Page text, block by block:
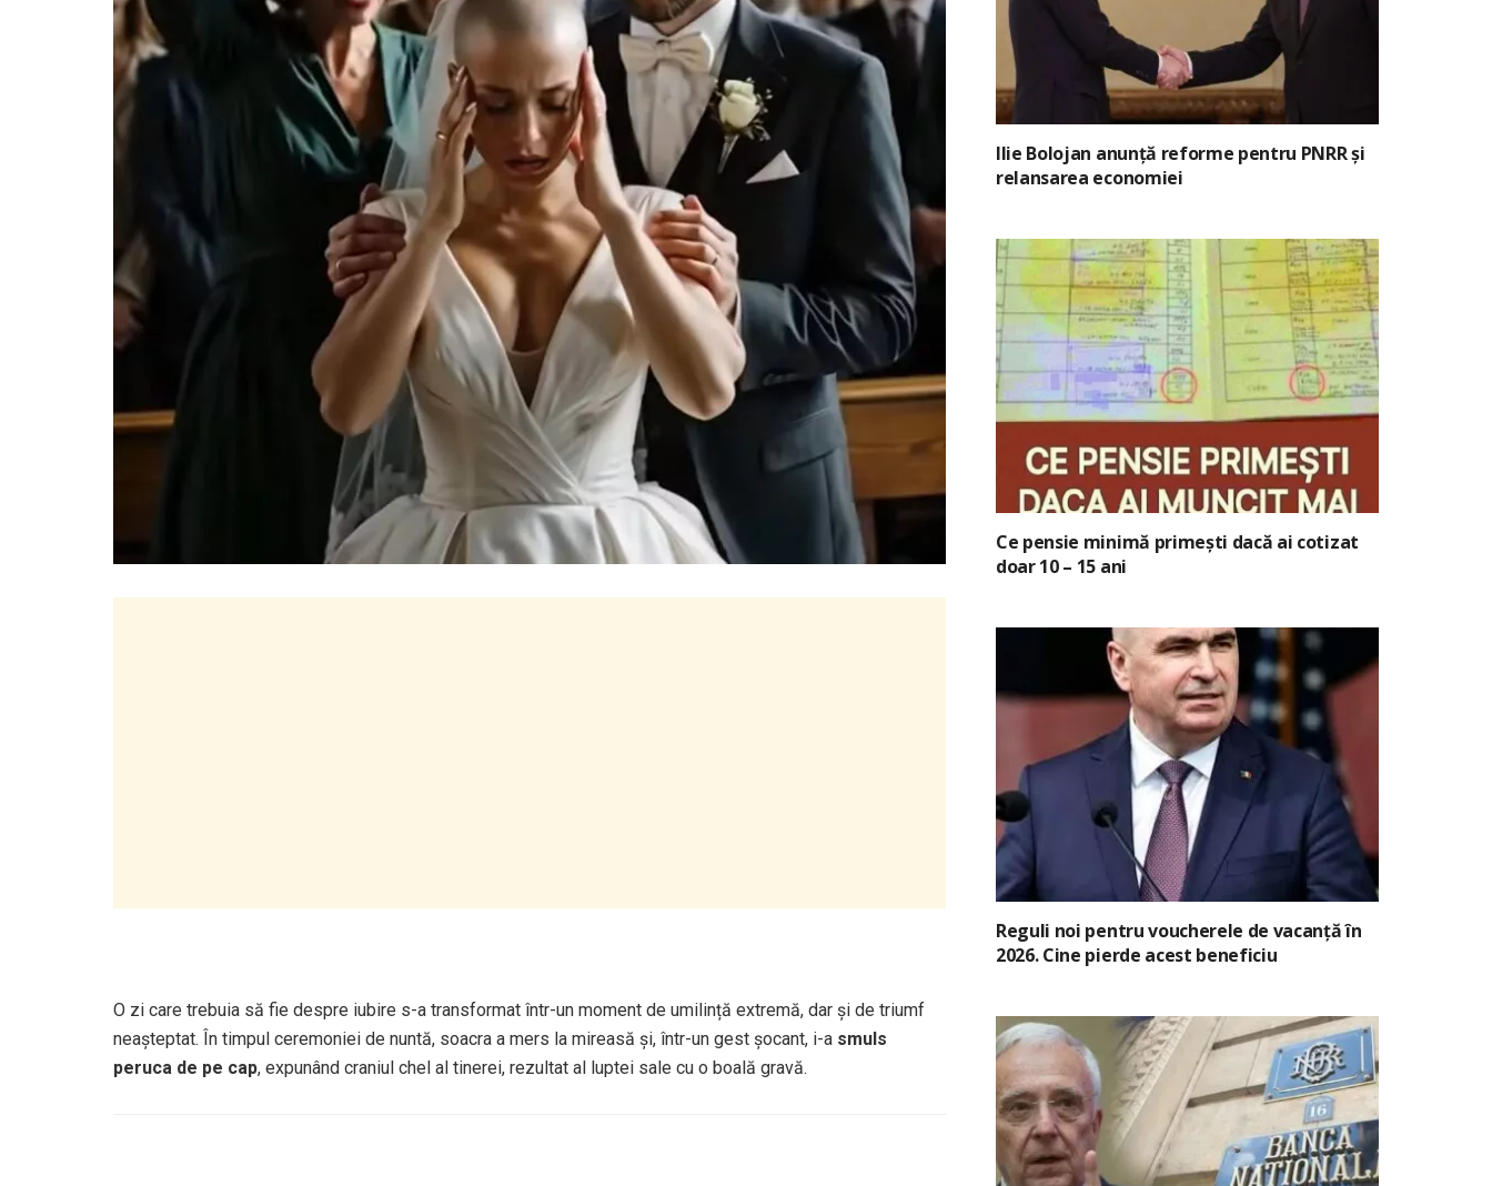
O zi care trebuia să fie despre iubire s-a transformat într-un moment de umilință extremă, dar și de triumf
neașteptat. În timpul ceremoniei de nuntă, soacra a mers la mireasă și, într-un gest șocant, i-a smuls
peruca de pe cap, expunând craniul chel al tinerei, rezultat al luptei sale cu o boală gravă.
Ilie Bolojan anunță reforme pentru PNRR și
relansarea economiei
Ce pensie minimă primești dacă ai cotizat
doar 10 – 15 ani
Reguli noi pentru voucherele de vacanță în
2026. Cine pierde acest beneficiu